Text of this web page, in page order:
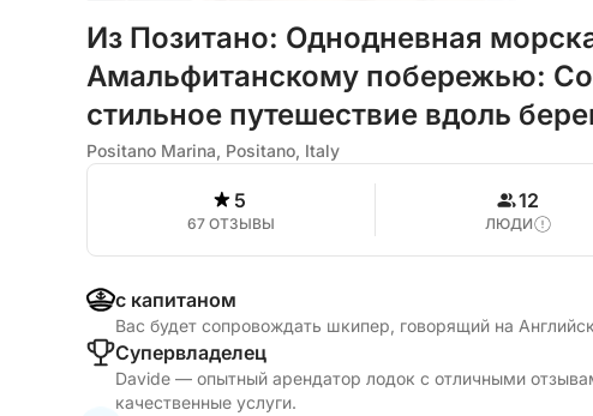
Из Позитано: Однодневная
Амальфитанскому побережью:
стильное путешествие вдоль
Positano Marina, Positano, Italy
5
67 ОТЗЫВЫ
12
ЛЮДИ
с капитаном
Вас будет сопровождать шкипер, говорящий на
Cупервладелец
Davide — опытный арендатор лодок с отличными
качественные услуги.